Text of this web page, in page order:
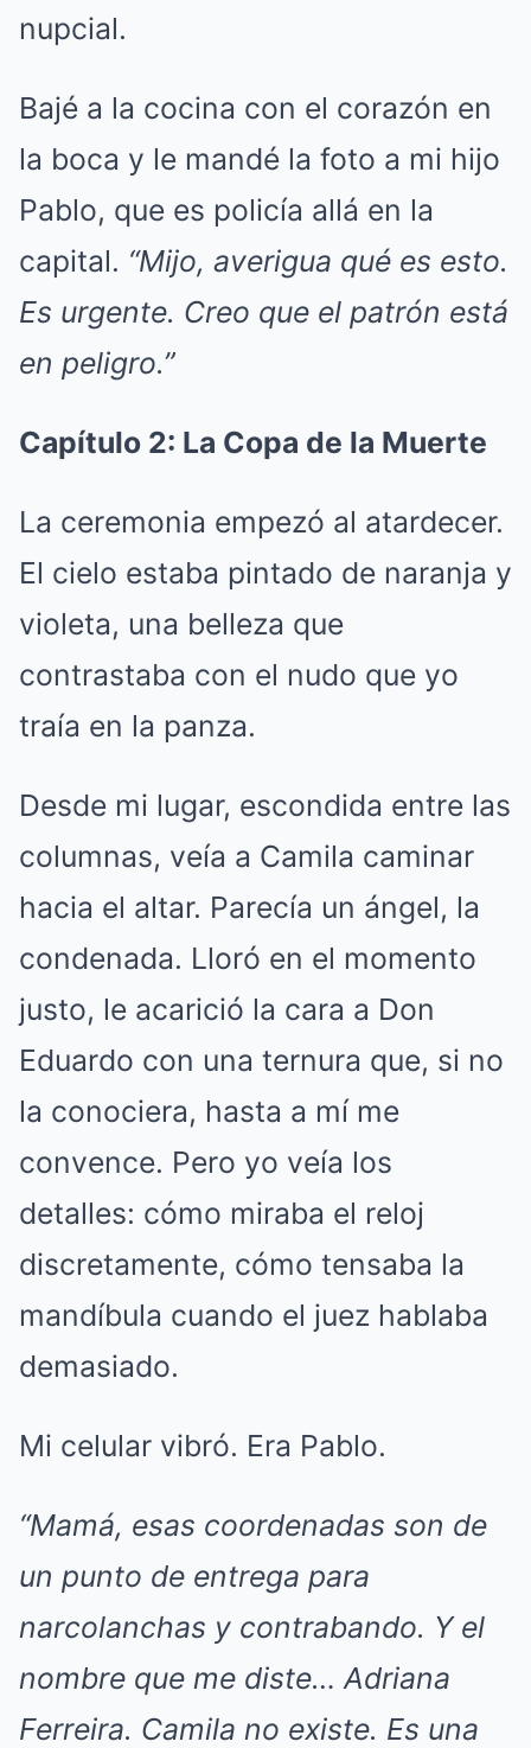
nupcial.
Bajé a la cocina con el corazón en
la boca y le mandé la foto a mi hijo
Pablo, que es policía allá en la
capital. “Mijo, averigua qué es esto.
Es urgente. Creo que el patrón está
en peligro.”
Capítulo 2: La Copa de la Muerte
La ceremonia empezó al atardecer.
El cielo estaba pintado de naranja y
violeta, una belleza que
contrastaba con el nudo que yo
traía en la panza.
Desde mi lugar, escondida entre las
columnas, veía a Camila caminar
hacia el altar. Parecía un ángel, la
condenada. Lloró en el momento
justo, le acarició la cara a Don
Eduardo con una ternura que, si no
la conociera, hasta a mí me
convence. Pero yo veía los
detalles: cómo miraba el reloj
discretamente, cómo tensaba la
mandíbula cuando el juez hablaba
demasiado.
Mi celular vibró. Era Pablo.
“Mamá, esas coordenadas son de
un punto de entrega para
narcolanchas y contrabando. Y el
nombre que me diste… Adriana
Ferreira. Camila no existe. Es una